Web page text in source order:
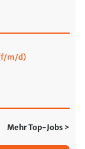
m/d)
Mehr Top-Jobs >